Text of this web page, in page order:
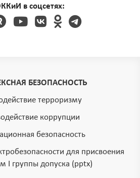
в соцсетях:
БЕЗОПАСНОСТЬ
терроризму
коррупции
безопасность
для присвоения
I группы допуска (pptx)